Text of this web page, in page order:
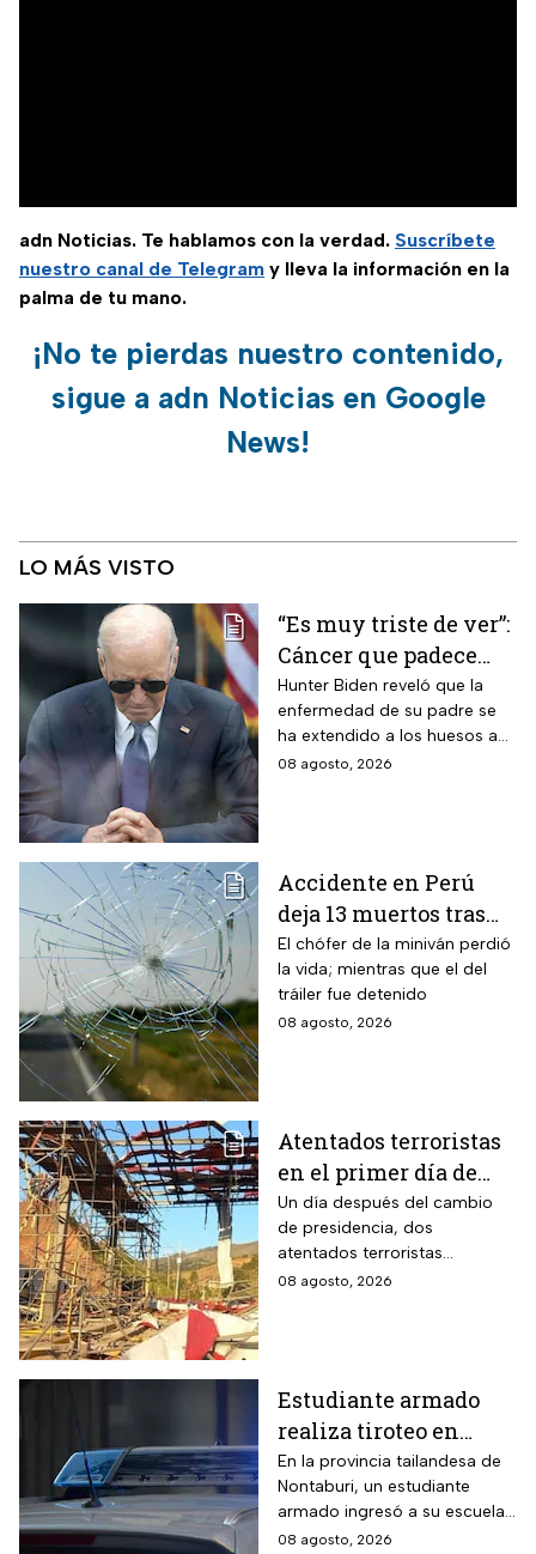
adn Noticias. Te hablamos con la verdad. Suscríbete
nuestro canal de Telegram y lleva la información en la
palma de tu mano.
¡No te pierdas nuestro contenido,
sigue a adn Noticias en Google
News!
LO MÁS VISTO
“Es muy triste de ver”:
Cáncer que padece
Joe Biden se propaga
y causa metástasis
Hunter Biden reveló que la
enfermedad de su padre se
ha extendido a los huesos a
pesar del tratamiento.
08 agosto, 2026
Accidente en Perú
deja 13 muertos tras
choque entre una
miniván y un tráiler
El chófer de la miniván perdió
la vida; mientras que el del
tráiler fue detenido
08 agosto, 2026
Atentados terroristas
en el primer día de
presidencia de
Abelardo De la
Espriella en Colombia
Un día después del cambio
de presidencia, dos
atentados terroristas
ocurrieron en Colombia
08 agosto, 2026
Estudiante armado
realiza tiroteo en
escuela de Tailandia
En la provincia tailandesa de
Nontaburi, un estudiante
armado ingresó a su escuela
y abrió fuego contra
08 agosto, 2026